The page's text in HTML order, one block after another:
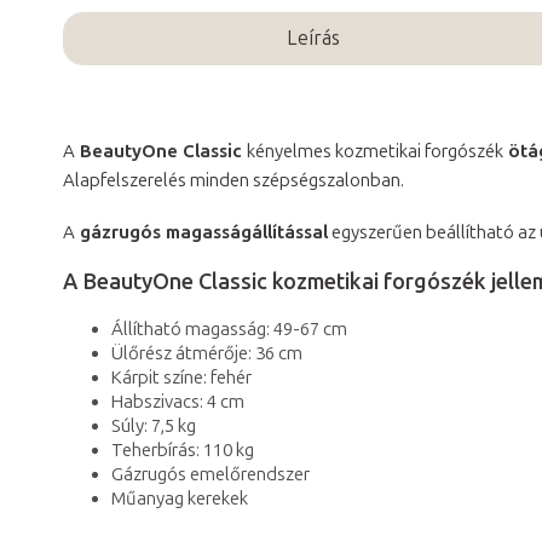
Leírás
A BeautyOne Classic kényelmes kozmetikai forgószék
Alapfelszerelés minden szépségszalonban.
A gázrugós magasságállítássalegyszerűen beállítható az
A BeautyOne Classic kozmetikai forgószék
Állítható magasság: 49-67 cm
Ülőrész átmérője: 36 cm
Kárpit színe: fehér
Habszivacs: 4 cm
Súly: 7,5 kg
Teherbírás: 110 kg
Gázrugós emelőrendszer
Műanyag kerekek